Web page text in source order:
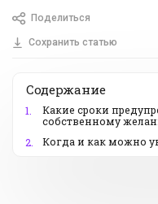
Поделиться
Сохранить статью
Содержание
1.
Какие сроки
собственному
2.
Когда и как можно